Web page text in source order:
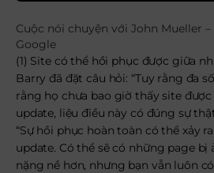
Cuộc nói chuyện với John Mueller
Google
(1) Site có thể hồi phục được giữa
Barry đã đặt câu hỏi: “Tuy rằng đa
rằng họ chưa bao giờ thấy site
update, liệu điều này có đúng sự
“Sự hồi phục hoàn toàn có thể xảy
update. Có thể sẽ có những page
nặng nề hơn, nhưng bạn vẫn luôn